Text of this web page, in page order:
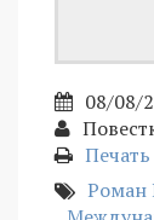
08/08/
Печать
Роман